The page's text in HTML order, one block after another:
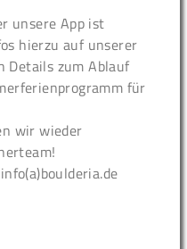
unsere App ist
hierzu auf unserer
Details zum Ablauf
für
wir wieder